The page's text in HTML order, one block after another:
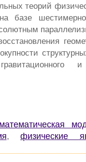
теорий
базе
и
математическая
, физические